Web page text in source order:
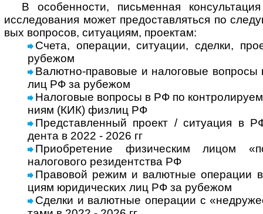
В особенности, письменная
иссле­до­ва­ния может пре­до­став­ля­ться по
вых воп­ро­сов, ситу­а­циям, про­ектам:
Счета, операции, ситуации, сделки,
рубе­жом
Валютно-правовые и налоговые
лиц РФ за рубежом
Налоговые воп­росы в РФ по
ниям (КИК) физ­лиц РФ
Представленный про­ект / ситу­а­ция в
дента в 2022 - 2026 гг
Приобретение физическим лицом
налогового резидентства РФ
Правовой режим и валютные операции
циям юри­ди­чес­ких лиц РФ за рубе­жом
Сделки и валют­ные опе­ра­ции с